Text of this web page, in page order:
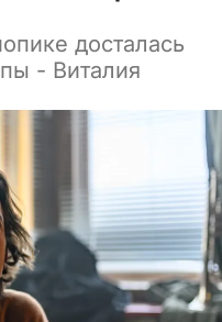
досталась
- Виталия